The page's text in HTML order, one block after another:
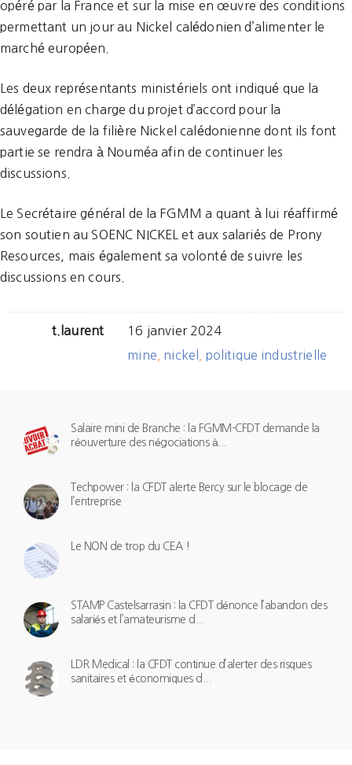
opéré par la France et sur la mise en œuvre des conditions
permettant un jour au Nickel calédonien d’alimenter le
marché européen.
Les deux représentants ministériels ont indiqué que la
délégation en charge du projet d’accord pour la
sauvegarde de la filière Nickel calédonienne dont ils font
partie se rendra à Nouméa afin de continuer les
discussions.
Le Secrétaire général de la FGMM a quant à lui réaffirmé
son soutien au SOENC NICKEL et aux salariés de Prony
Resources, mais également sa volonté de suivre les
discussions en cours.
t.laurent
16 janvier 2024
mine
nickel politique industrielle
Salaire mini de Branche : la FGMM-CFDT demande la
réouverture des négociations à...
Techpower : la CFDT alerte Bercy sur le blocage de
l’entreprise
Le NON de trop du CEA !
STAMP Castelsarrasin : la CFDT dénonce l’abandon des
salariés et l’amateurisme d...
LDR Medical : la CFDT continue d’alerter des risques
sanitaires et économiques d...